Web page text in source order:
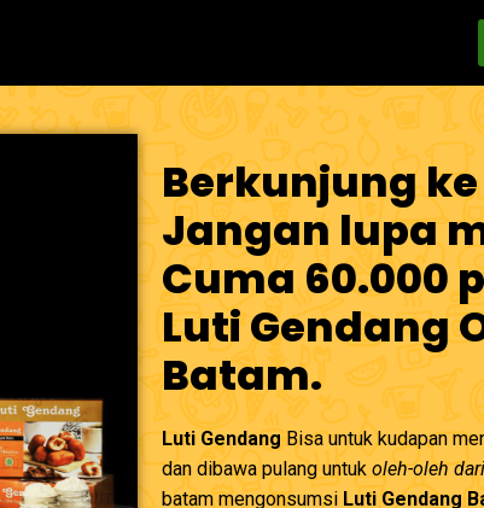
Berkunjung
Jangan lupa
Cuma 60.000
Luti Gendang
Batam.
Luti GendangBisa untuk kudapan
dan dibawa pulang untuk oleh-oleh
batam mengonsumsi Luti Gendang